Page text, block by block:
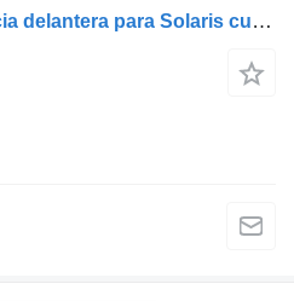
Carcasă Far Dreapta fascia delantera para Solaris cu Semne Accesibilitate camión